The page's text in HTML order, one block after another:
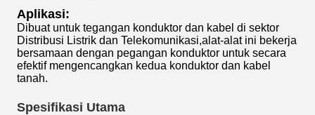
Aplikasi:
Dibuat untuk tegangan konduktor dan kabel di sektor
Distribusi Listrik dan Telekomunikasi,alat-alat ini bekerja
bersamaan dengan pegangan konduktor untuk secara
efektif mengencangkan kedua konduktor dan kabel
tanah.
Spesifikasi Utama